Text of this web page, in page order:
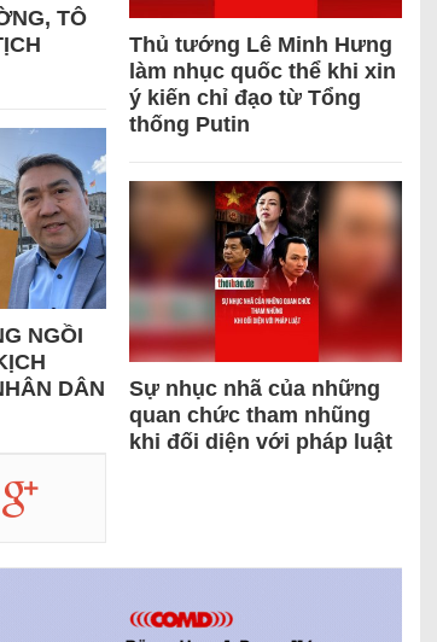
TÔ
NGỒI
DÂN
Thủ tướng Lê Minh Hưng
làm nhục quốc thể khi xin
ý kiến chỉ đạo từ Tổng
thống Putin
Sự nhục nhã của những
quan chức tham nhũng
khi đối diện với pháp luật